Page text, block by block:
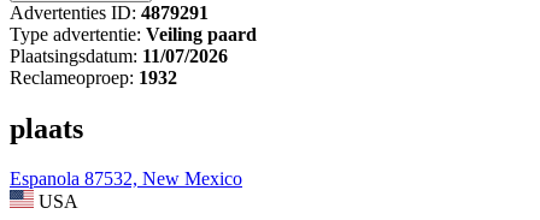
Advertenties ID: 4879291
Type advertentie: Veiling paard
Plaatsingsdatum: 11/07/2026
Reclameoproep: 1932
plaats
Espanola 87532, New Mexico
USA